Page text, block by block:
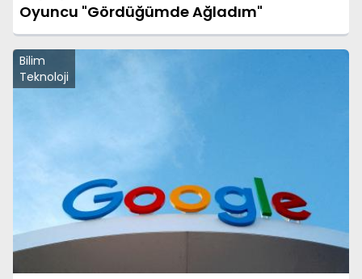
Oyuncu "Gördüğümde Ağladım"
Bilim
Teknoloji